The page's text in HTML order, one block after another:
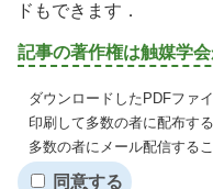
ドもできます．
記事の著作権は触媒学会
ダウンロードしたPDFファ
印刷して多数の者に配布す
多数の者にメール配信する
同意する